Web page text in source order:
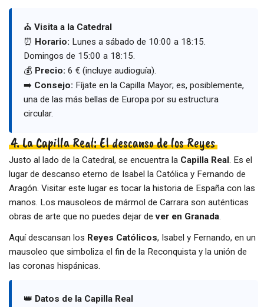
⛪ Visita a la Catedral
⏰ Horario: Lunes a sábado de 10:00 a 18:15.
Domingos de 15:00 a 18:15.
💰 Precio: 6 € (incluye audioguía).
➡️ Consejo: Fíjate en la Capilla Mayor; es, posiblemente,
una de las más bellas de Europa por su estructura
circular.
4. La Capilla Real: El descanso de los Reyes
Justo al lado de la Catedral, se encuentra la Capilla Real . Es el
lugar de descanso eterno de Isabel la Católica y Fernando de
Aragón. Visitar este lugar es tocar la historia de España con las
manos. Los mausoleos de mármol de Carrara son auténticas
obras de arte que no puedes dejar dever en Granada
Aquí descansan los Reyes Católicos, Isabel y Fernando, en un
mausoleo que simboliza el fin de la Reconquista y la unión de
las coronas hispánicas.
👑 Datos de la Capilla Real